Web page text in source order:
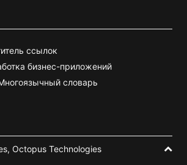
ссылок
бизнес-приложений
словарь
Octopus Technologies